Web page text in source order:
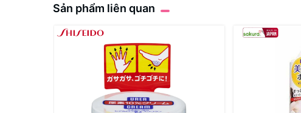
Sản phẩm liên quan